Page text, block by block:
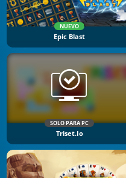
NUEVO
Epic Blast
SOLO PARA PC
Triset.io